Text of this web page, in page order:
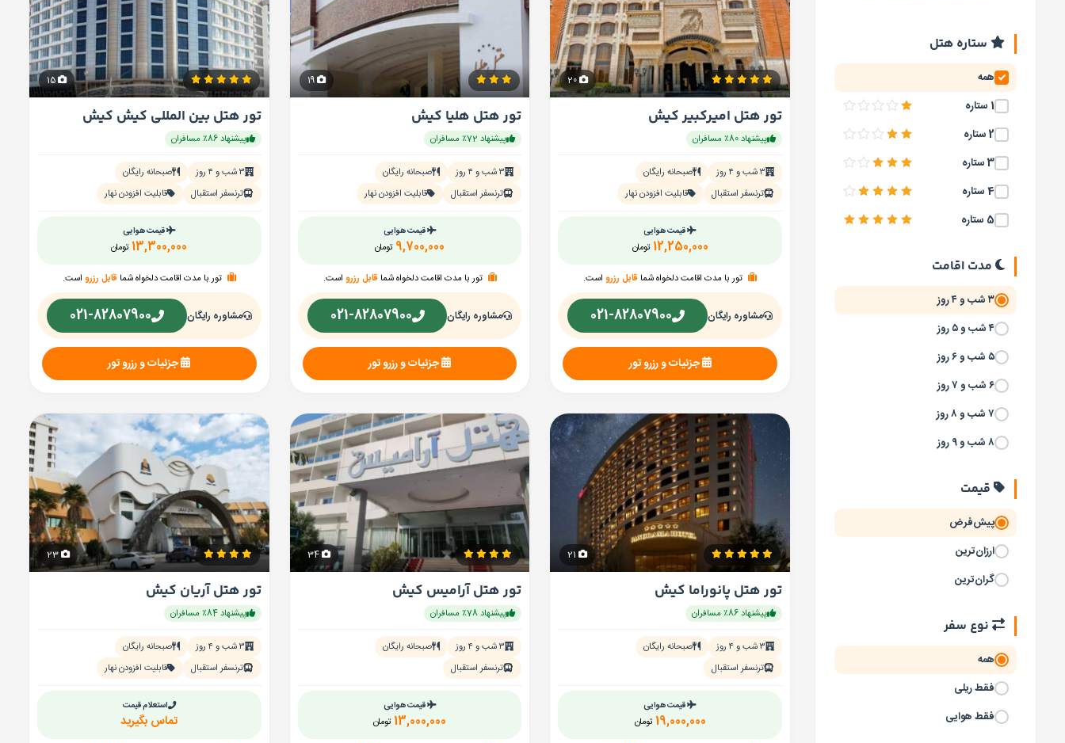
ستاره هتل
همه
1 ستاره
2 ستاره
3 ستاره
4 ستاره
5 ستاره
مدت اقامت
۳ شب و ۴ روز
۴ شب و ۵ روز
۵ شب و ۶ روز
۶ شب و ۷ روز
۷ شب و ۸ روز
۸ شب و ۹ روز
قیمت
پیش‌فرض
ارزان‌ترین
گران‌ترین
نوع سفر
همه
فقط ریلی
فقط هوایی
20
تور هتل امیرکبیر کیش
پیشنهاد 80٪ مسافران
۳ شب و ۴ روز
صبحانه رایگان
ترنسفر استقبال
قابلیت افزودن نهار
قیمت هوایی
تومان 12,250,000
تور با مدت اقامت دلخواه شما قابل رزرواست.
مشاوره رایگان 021-82807900
جزئیات و رزرو تور
19
تور هتل هلیا کیش
پیشنهاد 72٪ مسافران
۳ شب و ۴ روز
صبحانه رایگان
ترنسفر استقبال
قابلیت افزودن نهار
قیمت هوایی
تومان 9,700,000
تور با مدت اقامت دلخواه شما قابل رزرو است.
مشاوره رایگان 021-82807900
جزئیات و رزرو تور
15
تور هتل بین المللی کیش کیش
پیشنهاد 86٪ مسافران
۳ شب و ۴ روز
صبحانه رایگان
ترنسفر استقبال
قابلیت افزودن نهار
قیمت هوایی
تومان 13,300,000
تور با مدت اقامت دلخواه شما قابل رزرو است.
مشاوره رایگان 021-82807900
جزئیات و رزرو تور
21
تور هتل پانوراما کیش
پیشنهاد 86٪ مسافران
۳ شب و ۴ روز
صبحانه رایگان
ترنسفر استقبال
قیمت هوایی
تومان 19,000,000
34
تور هتل آرامیس کیش
پیشنهاد 78٪ مسافران
۳ شب و ۴ روز
صبحانه رایگان
ترنسفر استقبال
قیمت هوایی
تومان 13,000,000
23
تور هتل آریان کیش
پیشنهاد 84٪ مسافران
۳ شب و ۴ روز
صبحانه رایگان
ترنسفر استقبال
قابلیت افزودن نهار
استعلام قیمت
تماس بگیرید